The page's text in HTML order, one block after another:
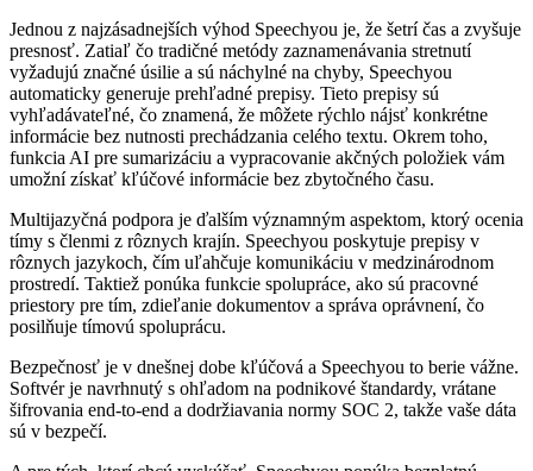
Jednou z najzásadnejších výhod Speechyou je, že šetrí čas a zvyšuje
presnosť. Zatiaľ čo tradičné metódy zaznamenávania stretnutí
vyžadujú značné úsilie a sú náchylné na chyby, Speechyou
automaticky generuje prehľadné prepisy. Tieto prepisy sú
vyhľadávateľné, čo znamená, že môžete rýchlo nájsť konkrétne
informácie bez nutnosti prechádzania celého textu. Okrem toho,
funkcia AI pre sumarizáciu a vypracovanie akčných položiek vám
umožní získať kľúčové informácie bez zbytočného času.
Multijazyčná podpora je ďalším významným aspektom, ktorý ocenia
tímy s členmi z rôznych krajín. Speechyou poskytuje prepisy v
rôznych jazykoch, čím uľahčuje komunikáciu v medzinárodnom
prostredí. Taktiež ponúka funkcie spolupráce, ako sú pracovné
priestory pre tím, zdieľanie dokumentov a správa oprávnení, čo
posilňuje tímovú spoluprácu.
Bezpečnosť je v dnešnej dobe kľúčová a Speechyou to berie vážne.
Softvér je navrhnutý s ohľadom na podnikové štandardy, vrátane
šifrovania end-to-end a dodržiavania normy SOC 2, takže vaše dáta
sú v bezpečí.